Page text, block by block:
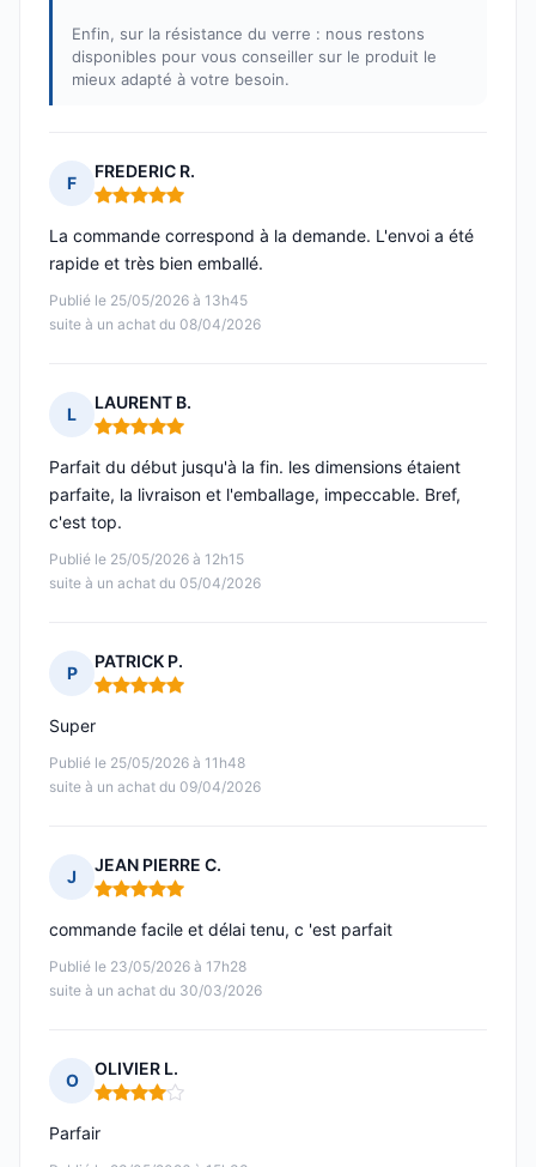
Enfin, sur la résistance du verre : nous restons
disponibles pour vous conseiller sur le produit le
mieux adapté à votre besoin.
F
FREDERIC R.
Note : 5 sur 5
Publié le 25/05/2026 à 13h45
suite à un achat du 08/04/2026
La commande correspond à la demande. L'envoi a été
rapide et très bien emballé.
L
LAURENT B.
Note : 5 sur 5
Publié le 25/05/2026 à 12h15
suite à un achat du 05/04/2026
Parfait du début jusqu'à la fin. les dimensions étaient
parfaite, la livraison et l'emballage, impeccable. Bref,
c'est top.
P
PATRICK P.
Note : 5 sur 5
Publié le 25/05/2026 à 11h48
suite à un achat du 09/04/2026
Super
J
JEAN PIERRE C.
Note : 5 sur 5
Publié le 23/05/2026 à 17h28
suite à un achat du 30/03/2026
commande facile et délai tenu, c 'est parfait
O
OLIVIER L.
Note : 4 sur 5
Parfair